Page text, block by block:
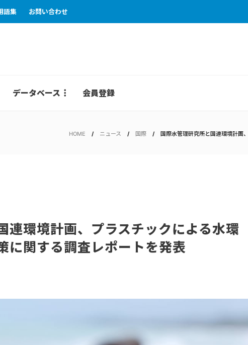
語集 お問い合わせ
データベース 会員登録
HOME ニュース 国際 国際水管理研究所と国連環境計画
連環境計画、プラスチックによる水環
に関する調査レポートを発表